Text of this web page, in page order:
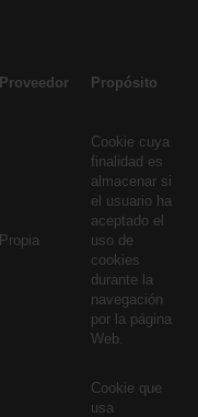
Proveedor Propósito
Propia
Cookie cuya
finalidad es
almacenar si
el usuario ha
aceptado el
uso de
cookies
durante la
navegación
por la página
Web.
Cookie que
usa